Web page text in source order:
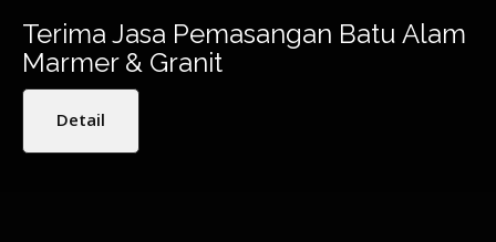
Terima Jasa Pemasangan Batu Alam
Marmer & Granit
Detail